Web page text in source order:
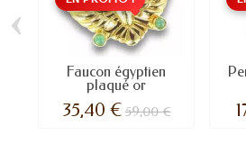
Faucon égyptien
plaqué or
35,40 €59,00 €
‹